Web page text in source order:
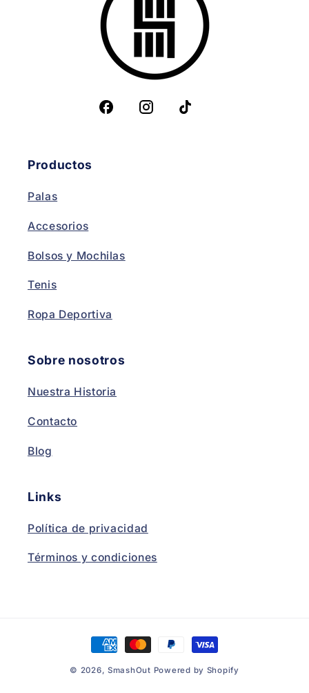
Productos
Palas
Accesorios
Bolsos y Mochilas
Tenis
Ropa Deportiva
Sobre nosotros
Nuestra Historia
Contacto
Blog
Links
Política de privacidad
Términos y condiciones
Payment
methods
© 2026, SmashOut Powered by Shopify